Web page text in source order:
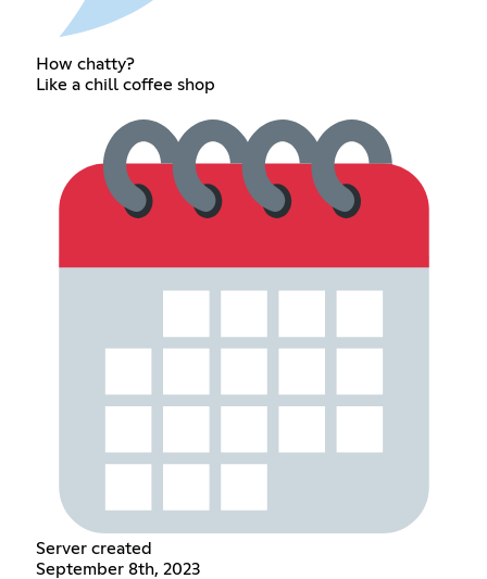
How chatty?
Like a chill coffee shop
Server created
September 8th, 2023